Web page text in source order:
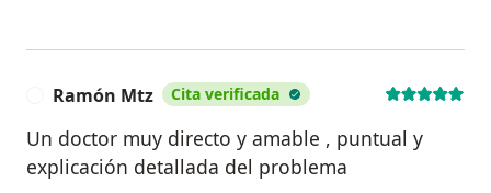
Ramón Mtz Cita verificada
Un doctor muy directo y amable , puntual y
explicación detallada del problema